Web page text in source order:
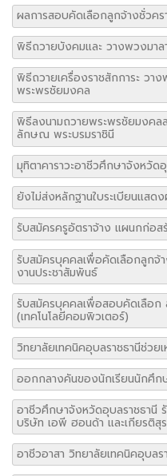
ผลการสอบคัดเลือกลูกจ้างชั่วคร
พิธีถวายบังคมและ วางพวงมาล
พิธีถวายเครื่องราชสักการะ วา
พระพรชัยมงคล
พิธีลงนามถวายพระพรชัยมงคล
ลักษณ พระบรมราชินี
มุทิตาคาราวะอาชีวศึกษาจังหวัด
ยังไม่ส่งหลักฐานใบระเบียนแสดง
รับสมัครครูอัตราจ้าง แผนกก่อส
รับสมัครบุคคลเพื่อคัดเลือกลูกจ้า
งานประชาสัมพันธ์
รับสมัครบุคคลเพื่อสอบคัดเลือก
(เทคโนโลยีคอมพิวเตอร์)
วิทยาลัยเทคนิคอุบลราชธานีช่วย
ออกกลางคันของนักเรียนนักศึก
อาชีวศึกษาจังหวัดอุบลราชธานี
บริษัท เอพี ฮอนด้า และเกียรติสุ
อาชีวอาสา วิทยาลัยเทคนิคอุบลร